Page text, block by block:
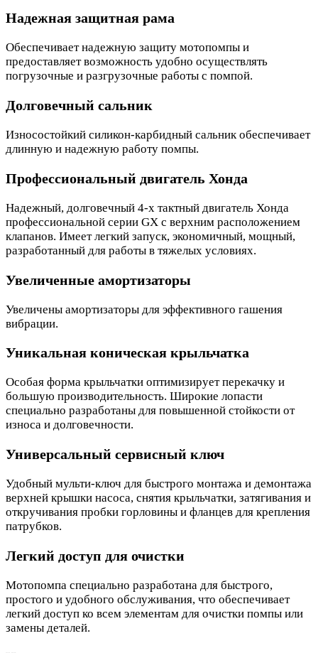
Надежная защитная рама
Обеспечивает надежную защиту мотопомпы и
предоставляет возможность удобно осуществлять
погрузочные и разгрузочные работы с помпой.
Долговечный сальник
Износостойкий силикон-карбидный сальник обеспечивает
длинную и надежную работу помпы.
Профессиональный двигатель Хонда
Надежный, долговечный 4-х тактный двигатель Хонда
профессиональной серии GX с верхним расположением
клапанов. Имеет легкий запуск, экономичный, мощный,
разработанный для работы в тяжелых условиях.
Увеличенные амортизаторы
Увеличены амортизаторы для эффективного гашения
вибрации.
Уникальная коническая крыльчатка
Особая форма крыльчатки оптимизирует перекачку и
большую производительность. Широкие лопасти
специально разработаны для повышенной стойкости от
износа и долговечности.
Универсальный сервисный ключ
Удобный мульти-ключ для быстрого монтажа и демонтажа
верхней крышки насоса, снятия крыльчатки, затягивания и
откручивания пробки горловины и фланцев для крепления
патрубков.
Легкий доступ для очистки
Мотопомпа специально разработана для быстрого,
простого и удобного обслуживания, что обеспечивает
легкий доступ ко всем элементам для очистки помпы или
замены деталей.